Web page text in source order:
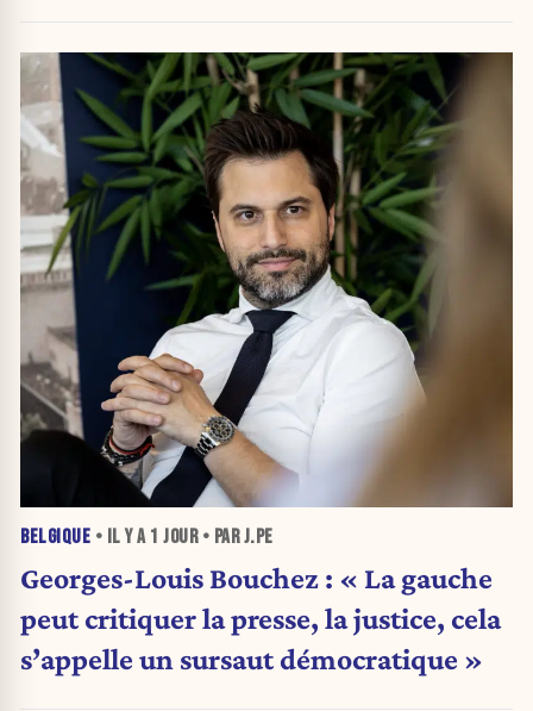
BELGIQUE • IL Y A 1 JOUR• PAR J.PE
Georges-Louis Bouchez : « La gauche
peut critiquer la presse, la justice, cela
s’appelle un sursaut démocratique »